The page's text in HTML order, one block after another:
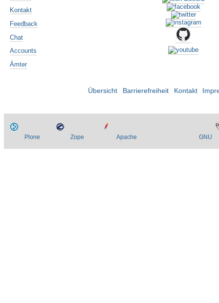
Kontakt
Feedback
Chat
Accounts
Ämter
Übersicht Barrierefreiheit Kontakt
Plone Zope Apache GNU